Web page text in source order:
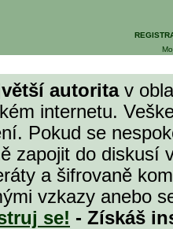
autoritav
internetu.
Pokud se
zapojit do diskusí
a šifrovaně
vzkazy anebo
se! - Získáš